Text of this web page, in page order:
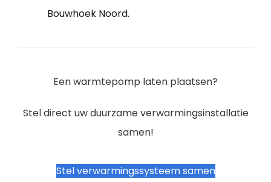
Bouwhoek Noord.
Een warmtepomp laten plaatsen?
Stel direct uw duurzame verwarmingsinstallatie
samen!
Stel verwarmingssysteem samen